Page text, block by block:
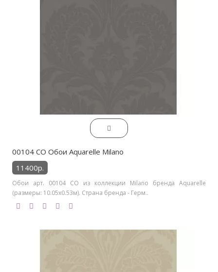
00104 CO Обои Aquarelle Milano
11400р.
Обои арт. 00104 CO из коллекции Milano бренда Aquarelle
(размеры: 10.05х0.53м). Страна бренда - Герм..